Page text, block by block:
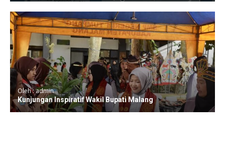
Oleh : admin
Kunjungan Inspiratif Wakil Bupati Malang